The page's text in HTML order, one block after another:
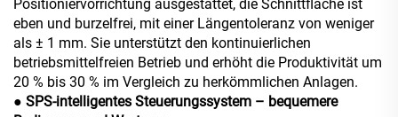
Positioniervorrichtung ausgestattet, die Schnittfläche ist
eben und burzelfrei, mit einer Längentoleranz von weniger
als ± 1 mm. Sie unterstützt den kontinuierlichen
betriebsmittelfreien Betrieb und erhöht die Produktivität um
20 % bis 30 % im Vergleich zu herkömmlichen Anlagen.
● SPS-intelligentes Steuerungssystem – bequemere